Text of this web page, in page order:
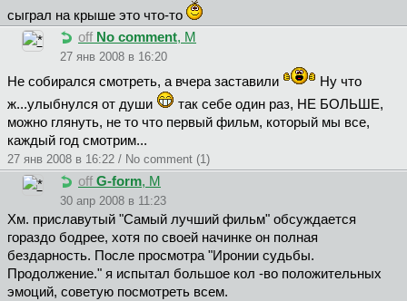
сыграл на крыше это что-то
off No comment, М
27 янв 2008 в 16:20
Не собирался смотреть, а вчера заставили
Ну что
ж...улыбнулся от души
так себе один раз, НЕ БОЛЬШЕ,
можно глянуть, не то что первый фильм, который мы все,
каждый год смотрим...
27 янв 2008 в 16:22 / No comment (1)
off G-form, М
30 апр 2008 в 11:23
Хм. приславутый "Самый лучший фильм" обсуждается
гораздо бодрее, хотя по своей начинке он полная
бездарность. После просмотра "Иронии судьбы.
Продолжение." я испытал большое кол -во положительных
эмоций, советую посмотреть всем.